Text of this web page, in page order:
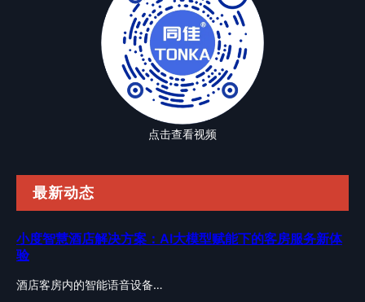
点击查看视频
最新动态
小度智慧酒店解决方案：AI大模型赋能下的客房服务新体
验
酒店客房内的智能语音设备…